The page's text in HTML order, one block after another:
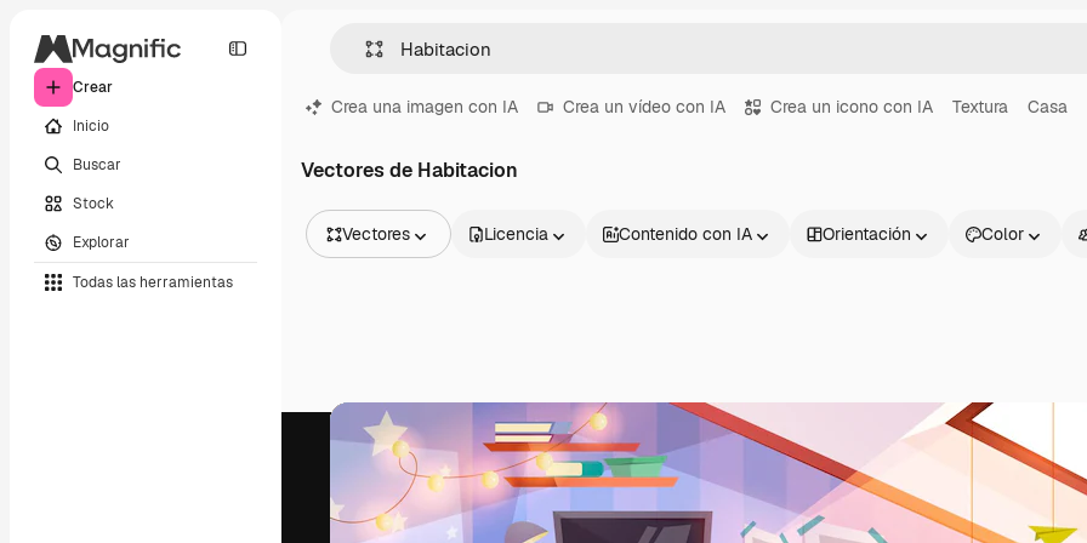
Crear
Inicio
Buscar
Stock
Explorar
Todas las herramientas
Crea una imagen con IA Crea un vídeo con IA Crea un icono con IA Textura Casa
Vectores de Habitacion
Vectores
Vídeos
Clips de vídeo
Motion graphics
Plantillas de vídeos
Iconos
Modelos 3D
Fuentes
Licencia Contenido con IA Orientación Color
Productos Información útil